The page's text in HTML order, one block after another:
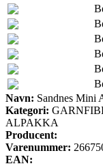
Navn: Sandnes Mini
Kategori:
ALPAKKA
Producent:
Varenummer:
EAN: